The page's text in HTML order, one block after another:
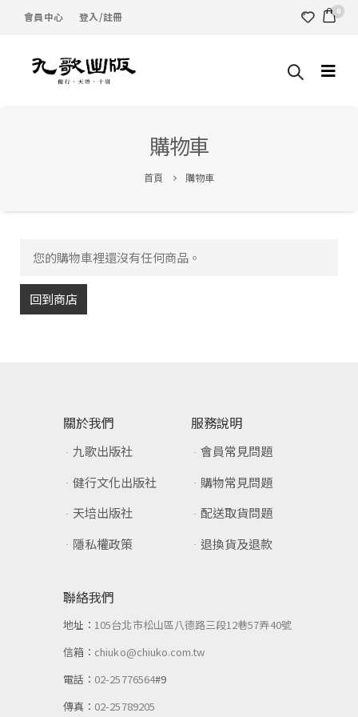
會員中心 登入/註冊 0
購物車
首頁 購物車
您的購物車裡還沒有任何商品。
回到商店
關於我們
九歌出版社
健行文化出版社
天培出版社
隱私權政策
服務說明
會員常見問題
購物常見問題
配送取貨問題
退換貨及退款
聯絡我們
地址：105台北市松山區八德路三段12巷57弄40號
信箱： chiuko@chiuko.com.tw
電話： 02-25776564#9
傳真： 02-25789205